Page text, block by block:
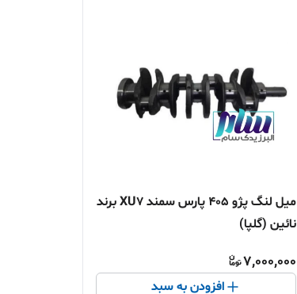
میل لنگ پژو 405 پارس سمند XU7 برند
نائین (گلپا)
7,000,000
افزودن به سبد